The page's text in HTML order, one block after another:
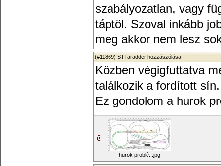
szabályozatlan, vagy
táptöl. Szoval inkább
meg akkor nem lesz
(#11869) STTaradder hozzászólása
Közben végigfuttatva
találkozik a fordított sín.
Ez gondolom a hurok
hurok problé...jpg